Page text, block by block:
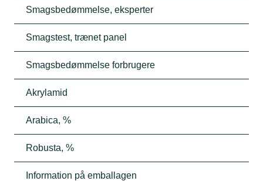
Smagsbedømmelse, eksperter
Smagstest, trænet panel
Smagsbedømmelse forbrugere
Akrylamid
Arabica, %
Robusta, %
Information på emballagen